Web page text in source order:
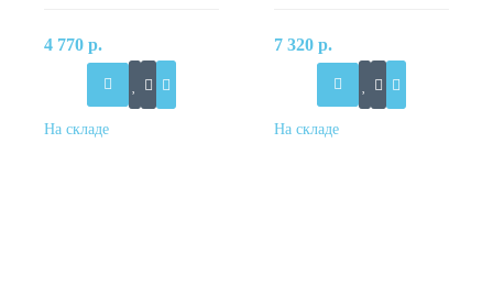
4 770 р. 7 320 р.